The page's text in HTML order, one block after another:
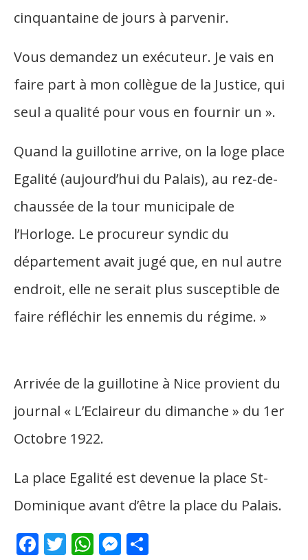
cinquantaine de jours à parvenir.
Vous demandez un exécuteur. Je vais en
faire part à mon collègue de la Justice, qui
seul a qualité pour vous en fournir un ».
Quand la guillotine arrive, on la loge place
Egalité (aujourd’hui du Palais), au rez-de-
chaussée de la tour municipale de
l’Horloge. Le procureur syndic du
département avait jugé que, en nul autre
endroit, elle ne serait plus susceptible de
faire réfléchir les ennemis du régime. »
Arrivée de la guillotine à Nice provient du
journal « L’Eclaireur du dimanche » du 1er
Octobre 1922.
La place Egalité est devenue la place St-
Dominique avant d’être la place du Palais.
Facebook
Twitter
WhatsApp
Messenger